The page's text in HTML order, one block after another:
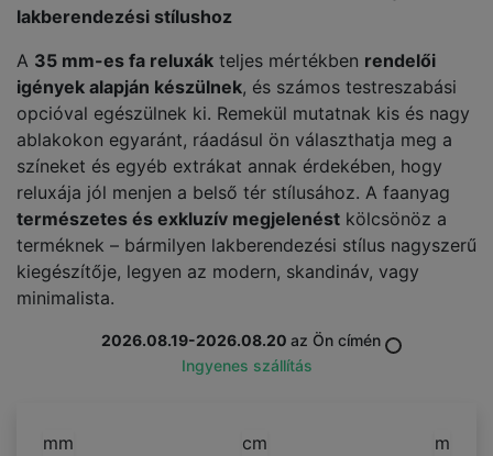
lakberendezési stílushoz
A 35 mm-es fa reluxák teljes mértékben rendelői
igények alapján készülnek, és számos testreszabási
opcióval egészülnek ki. Remekül mutatnak kis és nagy
ablakokon egyaránt, ráadásul ön választhatja meg a
színeket és egyéb extrákat annak érdekében, hogy
reluxája jól menjen a belső tér stílusához. A faanyag
természetes és exkluzív megjelenést kölcsönöz a
terméknek – bármilyen lakberendezési stílus nagyszerű
kiegészítője, legyen az modern, skandináv, vagy
minimalista.
2026.08.19-2026.08.20 az Ön címén
Ingyenes szállítás
mm cm m